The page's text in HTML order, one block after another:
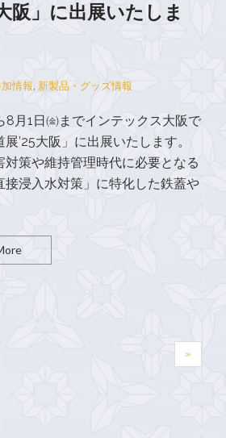
阪」に出展いたしま
情報, 新製品・グッズ情報
月1日㈮までインテックス大阪で
’25大阪」に出展いたします。
策や維持管理時代に必要となる
接浸入水対策」に特化した鉄蓋や
»